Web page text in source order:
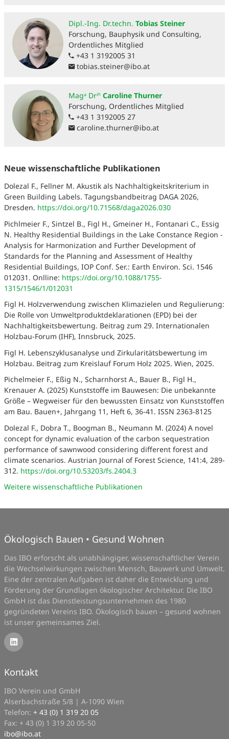
Dipl.-Ing. Dr.techn. Tobias Steiner
Forschung, Bauphysik und Consulting,
Ordentliches Mitglied
+43 1 3192005 31
tobias.steiner@ibo.at
Magᵃ Drⁱⁿ Caroline Thurner
Forschung, Ordentliches Mitglied
+43 1 3192005 27
caroline.thurner@ibo.at
Neue wissenschaftliche Publikationen
Dolezal F., Fellner M. Akustik als Nachhaltigkeitskriterium in
Green Building Labels. Tagungsbandbeitrag DAGA 2026,
Dresden. https://doi.org/10.71568/daga2026.030
Pichlmeier F., Sintzel B., Figl H., Gmeiner H., Fontanari C., Essig
N. Healthy Residential Buildings in the Lake Constance Region -
Analysis for Harmonization and Further Development of
Standards for the Planning and Assessment of Healthy
Residential Buildings, IOP Conf. Ser.: Earth Environ. Sci. 1546
012031. Onlline: https://doi.org/10.1088/1755-
1315/1546/1/012031
Figl H. Holzverwendung zwischen Klimazielen und Regulierung:
Die Rolle von Umweltproduktdeklarationen (EPD) bei der
Nachhaltigkeitsbewertung. Beitrag zum 29. Internationalen
Holzbau-Forum (IHF), Innsbruck, 2025.
Figl H. Lebenszyklusanalyse und Zirkularitätsbewertung im
Holzbau. Beitrag zum Kreislauf Forum Holz 2025. Wien, 2025.
Pichelmeier F., Eßig N., Scharnhorst A., Bauer B., Figl H.,
Krenauer A. (2025) Kunststoffe im Bauwesen: Die unbekannte
Größe – Wegweiser für den bewussten Einsatz von Kunststoffen
am Bau. Bauen+, Jahrgang 11, Heft 6, 36-41. ISSN 2363-8125
Dolezal F., Dobra T., Boogman B., Neumann M. (2024) A novel
concept for dynamic evaluation of the carbon sequestration
performance of sawnwood considering different forest and
climate scenarios. Austrian Journal of Forest Science, 141:4, 289-
312. https://doi.org/10.53203/fs.2404.3
Weitere wissenschaftliche Publikationen
Ökologisch Bauen • Gesund Wohnen
Das IBO erforscht als unabhängiger, wissenschaftlicher Verein
die Wechselwirkungen zwischen Mensch, Bauwerk und Umwelt.
Eine der zentralen Aufgaben ist daher die Entwicklung und
Förderung der Grundlagen ökologischer Architektur. Die IBO
GmbH ist das Dienstleistungsunternehmen des 1980
gegründeten Vereins IBO. Ökologisch bauen – gesund wohnen
ist unser gemeinsames Ziel.
Kontakt
IBO Verein und GmbH
Alserbachstraße 5/8 | A-1090 Wien
Telefon: + 43 (0) 1 319 20 05
Fax: + 43 (0) 1 319 20 05-50
ibo@ibo.at